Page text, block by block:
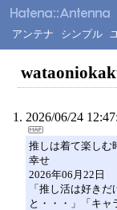
アンテナ シンプル
2026/06/24
推しは着て楽しむ
幸せ
2026年06月22日
「推し活は好き
と・・・」「キャ